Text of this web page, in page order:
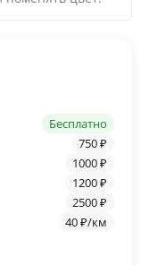
Бесплатно
750 ₽
1000 ₽
1200 ₽
2500 ₽
40 ₽/км